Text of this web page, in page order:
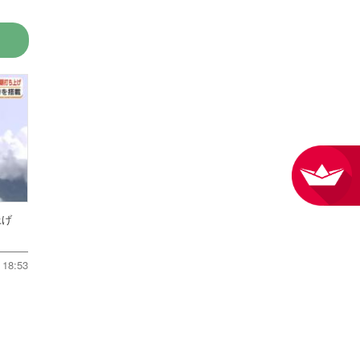
げ